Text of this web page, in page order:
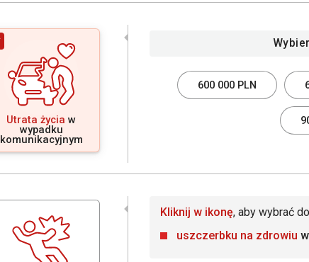
Utrata życia w
wypadku
komunikacyjnym
600 000 PLN
Kliknij w ikonę, aby wybrać
uszczerbku na zdrowiu